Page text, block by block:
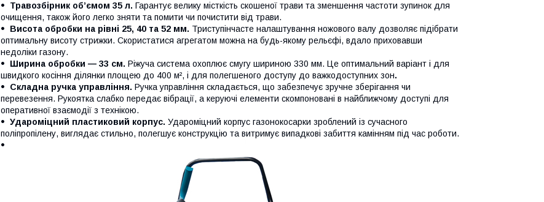
Травозбірник об’ємом 35 л. Гарантує велику місткість скошеної трави та зменшення частоти зупинок для
очищення, також його легко зняти та помити чи почистити від трави.
Висота обробки на рівні 25, 40 та 52 мм. Триступінчасте налаштування ножового валу дозволяє підібрати
оптимальну висоту стрижки. Скористатися агрегатом можна на будь-якому рельєфі, вдало приховавши
недоліки газону.
Ширина обробки — 33 см. Ріжуча система охоплює смугу шириною 330 мм. Це оптимальний варіант і для
швидкого косіння ділянки площею до 400 м², і для полегшеного доступу до важкодоступних зон.
Складна ручка управління. Ручка управління складається, що забезпечує зручне зберігання чи
перевезення. Рукоятка слабко передає вібрації, а керуючі елементи скомпоновані в найближчому доступі для
оперативної взаємодії з технікою.
Удароміцний пластиковий корпус. Удароміцний корпус газонокосарки зроблений із сучасного
поліпропілену, виглядає стильно, полегшує конструкцію та витримує випадкові забиття камінням під час роботи.